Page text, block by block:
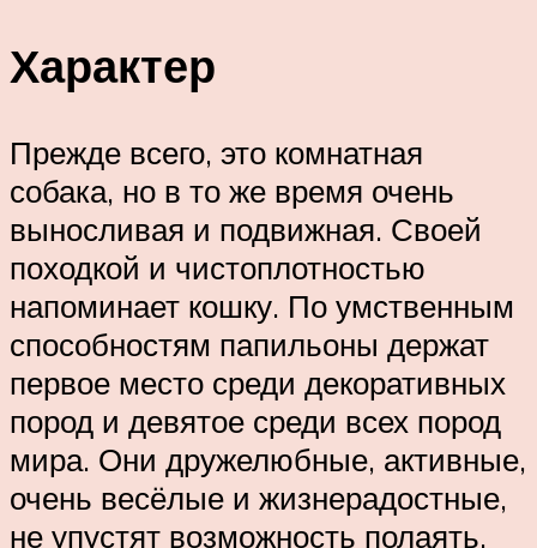
Характер
Прежде всего, это комнатная
собака, но в то же время очень
выносливая и подвижная. Своей
походкой и чистоплотностью
напоминает кошку. По умственным
способностям папильоны держат
первое место среди декоративных
пород и девятое среди всех пород
мира. Они дружелюбные, активные,
очень весёлые и жизнерадостные,
не упустят возможность полаять.